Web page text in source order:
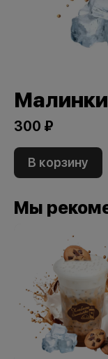
300 ₽
В корзину
Мы